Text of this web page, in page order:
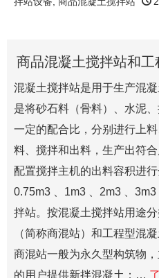
商品混凝土搅拌站和工
混凝土搅拌站是用于生产混
是将砂石料（骨料）、水泥
一定的配合比，分别进行上
料、搅拌和出料，生产出符
配置搅拌主机的出料容积进行
0.75m3 、1m3 、2m3 、
拌站。按混凝土搅拌站用途
（简称商混站）和工程型混
商混站一般为永久型构筑物
的用户提供新拌混凝土；…